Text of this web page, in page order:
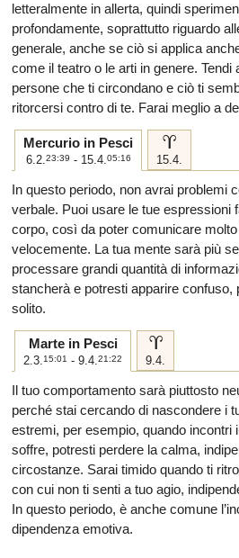
letteralmente in allerta, quindi
profondamente, soprattutto riguardo
generale, anche se ciò si applica
come il teatro o le arti in genere. Tendi
persone che ti circondano e ciò ti
ritorcersi contro di te. Farai meglio a
Mercurio in Pesci
6.2.23:39 - 15.4.05:16
a
15.4.
In questo periodo, non avrai problemi
verbale. Puoi usare le tue espressioni
corpo, così da poter comunicare
velocemente. La tua mente sarà più
processare grandi quantità di
stancherà e potresti apparire confuso,
solito.
Marte in Pesci
2.3.15:01 - 9.4.21:22
a
9.4.
Il tuo comportamento sarà piuttosto
perché stai cercando di nascondere i
estremi, per esempio, quando incontri
soffre, potresti perdere la calma,
circostanze. Sarai timido quando ti
con cui non ti senti a tuo agio,
In questo periodo, è anche comune
dipendenza emotiva.